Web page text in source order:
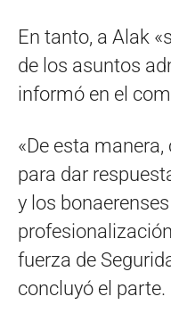
En tanto, a Alak
de los asuntos
informó en el
«De esta
para dar
y los
fuerza de
concluyó el parte.